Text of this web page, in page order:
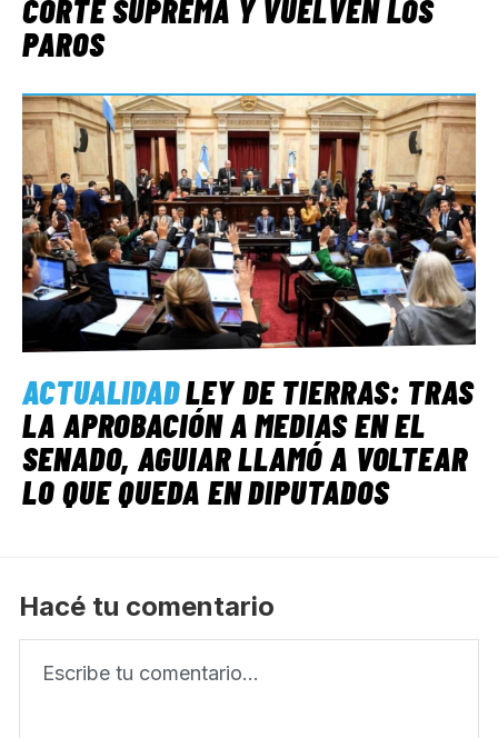
CORTE SUPREMA Y VUELVEN LOS
PAROS
ACTUALIDADLEY DE TIERRAS: TRAS
LA APROBACIÓN A MEDIAS EN EL
SENADO, AGUIAR LLAMÓ A VOLTEAR
LO QUE QUEDA EN DIPUTADOS
Hacé tu comentario